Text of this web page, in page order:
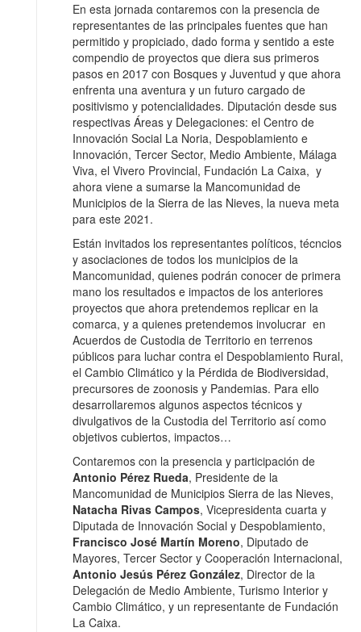
En esta jornada contaremos con la presencia de
representantes de las principales fuentes que han
permitido y propiciado, dado forma y sentido a este
compendio de proyectos que diera sus primeros
pasos en 2017 con Bosques y Juventud y que ahora
enfrenta una aventura y un futuro cargado de
positivismo y potencialidades. Diputación desde sus
respectivas Áreas y Delegaciones: el Centro de
Innovación Social La Noria, Despoblamiento e
Innovación, Tercer Sector, Medio Ambiente, Málaga
Viva, el Vivero Provincial, Fundación La Caixa, y
ahora viene a sumarse la Mancomunidad de
Municipios de la Sierra de las Nieves, la nueva meta
para este 2021.
Están invitados los representantes políticos, técncios
y asociaciones de todos los municipios de la
Mancomunidad, quienes podrán conocer de primera
mano los resultados e impactos de los anteriores
proyectos que ahora pretendemos replicar en la
comarca, y a quienes pretendemos involucrar en
Acuerdos de Custodia de Territorio en terrenos
públicos para luchar contra el Despoblamiento Rural,
el Cambio Climático y la Pérdida de Biodiversidad,
precursores de zoonosis y Pandemias. Para ello
desarrollaremos algunos aspectos técnicos y
divulgativos de la Custodia del Territorio así como
objetivos cubiertos, impactos…
Contaremos con la presencia y participación de
Antonio Pérez Rueda, Presidente de la
Mancomunidad de Municipios Sierra de las Nieves,
Natacha Rivas Campos, Vicepresidenta cuarta y
Diputada de Innovación Social y Despoblamiento,
Francisco José Martín Moreno, Diputado de
Mayores, Tercer Sector y Cooperación Internacional,
Antonio Jesús Pérez González, Director de la
Delegación de Medio Ambiente, Turismo Interior y
Cambio Climático, y un representante de Fundación
La Caixa.